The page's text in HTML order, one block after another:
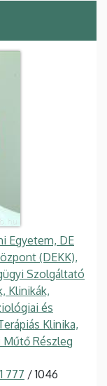
Egyetem, DE
(DEKK),
Szolgáltató
Klinikák,
és
Klinika,
Részleg
777 / 1046